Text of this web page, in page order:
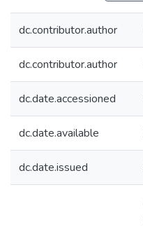
dc.contributor.author
dc.contributor.author
dc.date.accessioned
dc.date.available
dc.date.issued